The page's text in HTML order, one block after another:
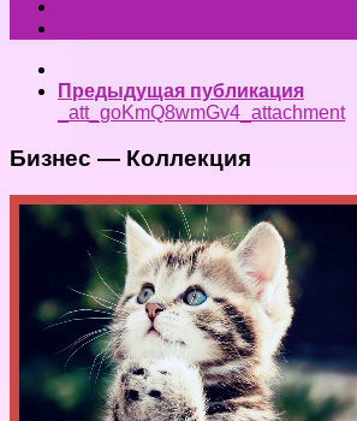
Предыдущая публикация
_att_goKmQ8wmGv4_attachment
Бизнес — Коллекция